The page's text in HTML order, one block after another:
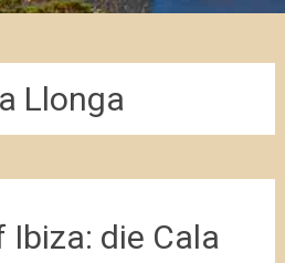
Llonga
Ibiza: die Cala